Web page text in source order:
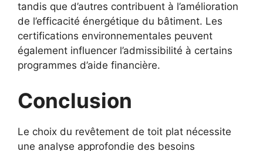
tandis que d’autres contribuent à l’amélioration
de l’efficacité énergétique du bâtiment. Les
certifications environnementales peuvent
également influencer l’admissibilité à certains
programmes d’aide financière.
Conclusion
Le choix du revêtement de toit plat nécessite
une analyse approfondie des besoins